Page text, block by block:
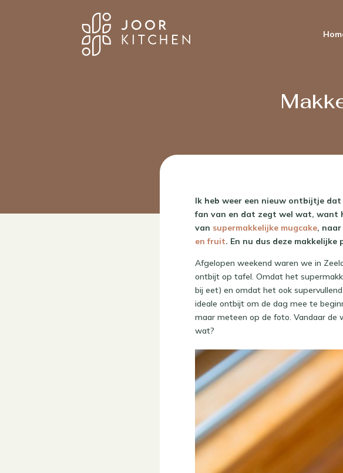
Ik heb weer een nieuw ontbijtje dat
fan van en dat zegt wel wat, want
van supermakkelijke mugcake, naar
en fruit. En nu dus deze makkelijke
Afgelopen weekend waren we in
ontbijt op tafel. Omdat het
bij eet) en omdat het ook
ideale ontbijt om de dag mee te
maar meteen op de foto. Vandaar de
wat?